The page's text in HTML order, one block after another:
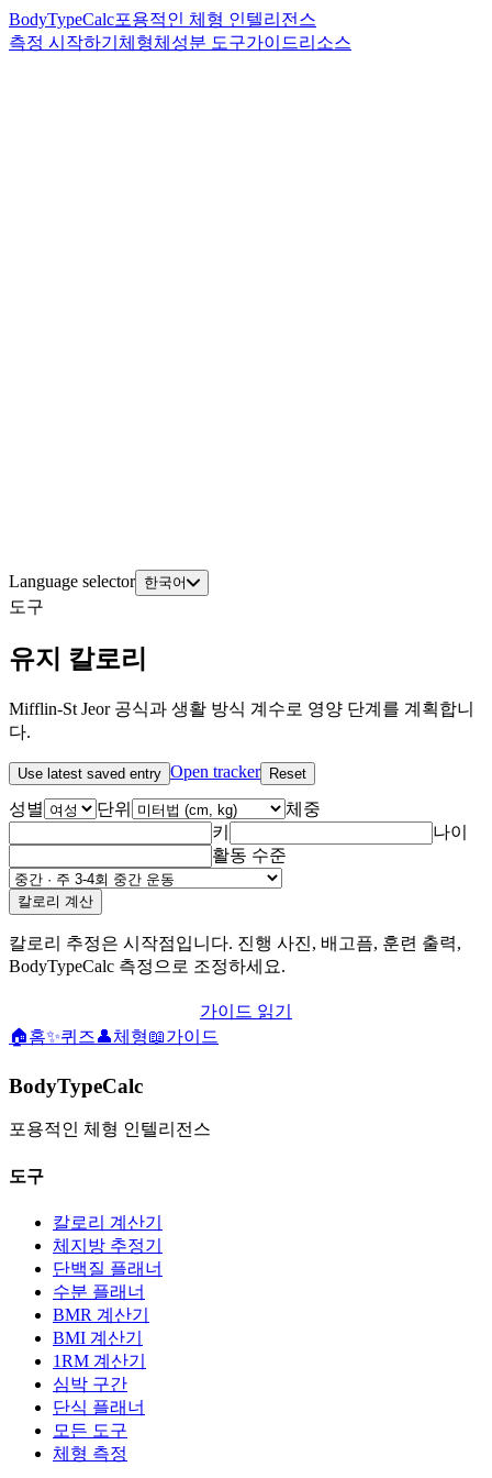
BodyTypeCalc포용적인 체형 인텔리전스
측정 시작하기 체형체성분 도구가이드리소스
Language selector 한국어
도구
유지 칼로리
Mifflin-St Jeor 공식과 생활 방식 계수로 영양 단계를 계획합니
다.
Use latest saved entry Open tracker Reset
성별 단위
체중
키
나이
활동 수준
칼로리 계산
칼로리 추정은 시작점입니다. 진행 사진, 배고픔, 훈련 출력,
BodyTypeCalc 측정으로 조정하세요.
가이드 읽기
🏠홈✨퀴즈👤체형📖가이드
BodyTypeCalc
포용적인 체형 인텔리전스
도구
칼로리 계산기
체지방 추정기
단백질 플래너
수분 플래너
BMR 계산기
BMI 계산기
1RM 계산기
심박 구간
단식 플래너
모든 도구
체형 측정